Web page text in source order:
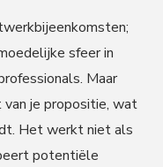
sfeer in
Maar
je propositie, wat
Het werkt niet als
potentiële